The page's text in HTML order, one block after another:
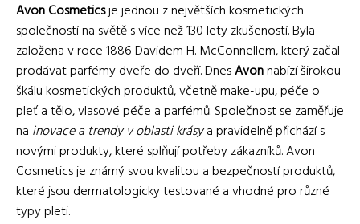
Avon Cosmeticsje jednou z největších kosmetických
společností na světě s více než 130 lety zkušeností. Byla
založena v roce 1886 Davidem H. McConnellem, který začal
prodávat parfémy dveře do dveří. DnesAvonnabízí širokou
škálu kosmetických produktů, včetně make-upu, péče o
pleť a tělo, vlasové péče a parfémů. Společnost se zaměřuje
na inovace a trendy v oblasti krásya pravidelně přichází s
novými produkty, které splňují potřeby zákazníků. Avon
Cosmetics je známý svou kvalitou a bezpečností produktů,
které jsou dermatologicky testované a vhodné pro různé
typy pleti.